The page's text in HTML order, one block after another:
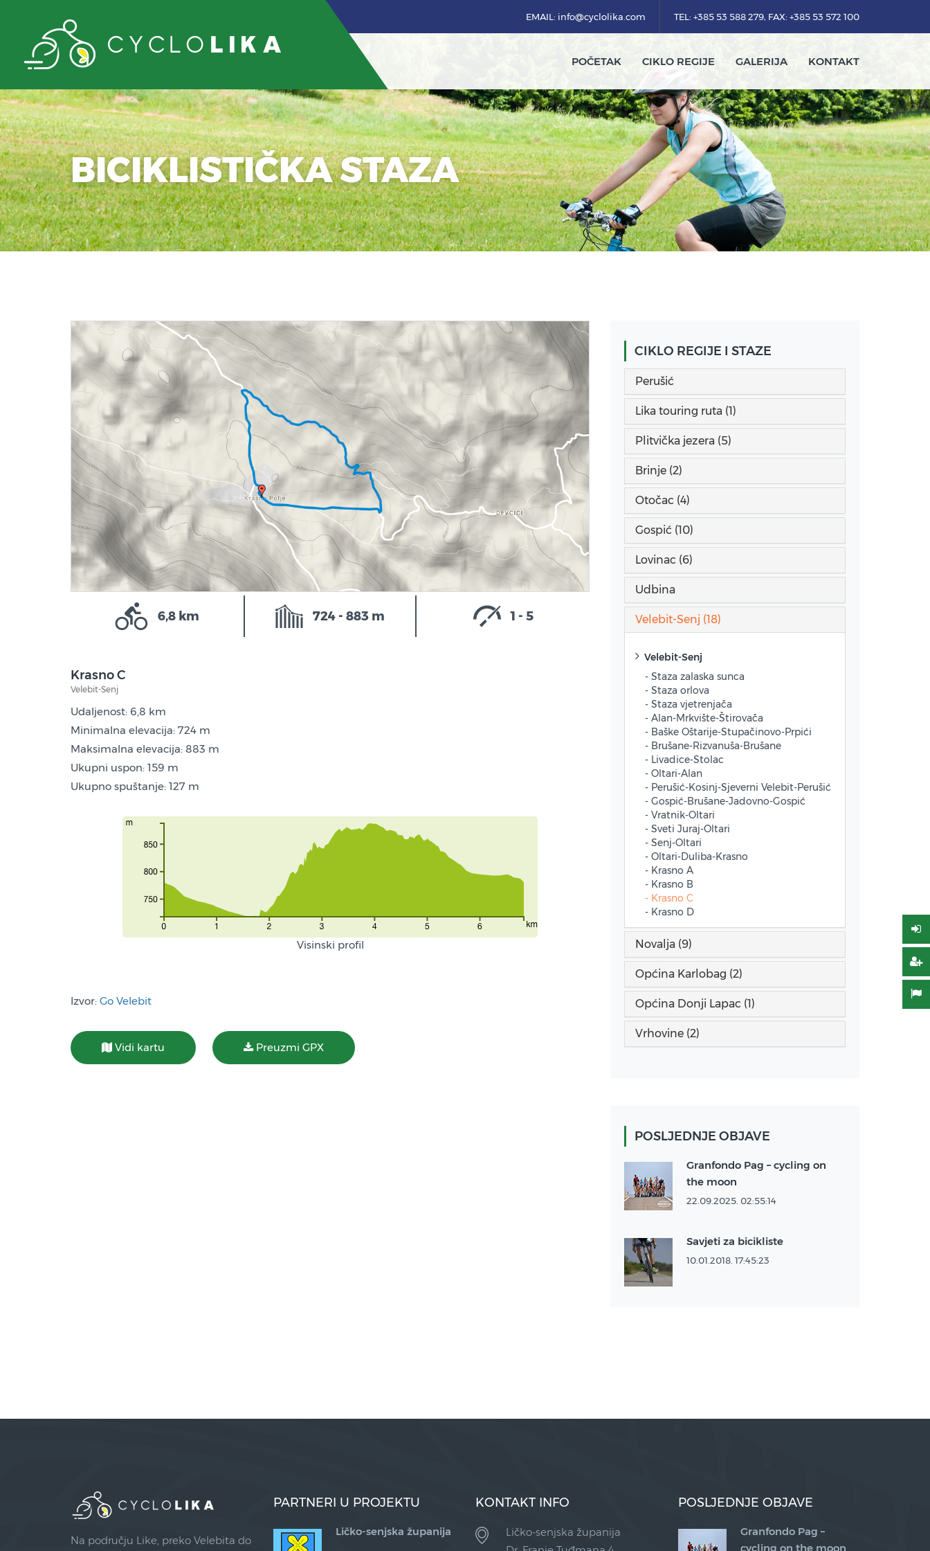
EMAIL: info@cyclolika.com TEL: +385 53 588 279, FAX: +385 53 572 100
POČETAK CIKLO REGIJE GALERIJA KONTAKT
BICIKLISTIČKA STAZA
6,8 km 724 - 883 m 1 - 5
Krasno C
Velebit-Senj
Udaljenost: 6,8 km
Minimalna elevacija: 724 m
Maksimalna elevacija: 883 m
Ukupni uspon: 159 m
Ukupno spuštanje: 127 m
Visinski profil
Izvor: Go Velebit
Vidi kartu Preuzmi GPX
CIKLO REGIJE I STAZE
Perušić
Lika touring ruta (1)
Plitvička jezera (5)
Brinje (2)
Otočac (4)
Gospić (10)
Lovinac (6)
Udbina
Velebit-Senj (18)
Velebit-Senj
- Staza zalaska sunca
- Staza orlova
- Staza vjetrenjača
- Alan-Mrkvište-Štirovača
- Baške Oštarije-Stupačinovo-Prpići
- Brušane-Rizvanuša-Brušane
- Livadice-Stolac
- Oltari-Alan
- Perušić-Kosinj-Sjeverni Velebit-Perušić
- Gospić-Brušane-Jadovno-Gospić
- Vratnik-Oltari
- Sveti Juraj-Oltari
- Senj-Oltari
- Oltari-Duliba-Krasno
- Krasno A
- Krasno B
- Krasno C
- Krasno D
Novalja (9)
Općina Karlobag (2)
Općina Donji Lapac (1)
Vrhovine (2)
POSLJEDNJE OBJAVE
Granfondo Pag – cycling on
the moon
22.09.2025. 02:55:14
Savjeti za bicikliste
10.01.2018. 17:45:23
Na području Like, preko Velebita do
PARTNERI U PROJEKTU
Ličko-senjska županija
KONTAKT INFO
Ličko-senjska županija
POSLJEDNJE OBJAVE
Granfondo Pag –
cycling on the moon